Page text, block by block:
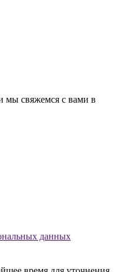
мы свяжемся с вами в
данных